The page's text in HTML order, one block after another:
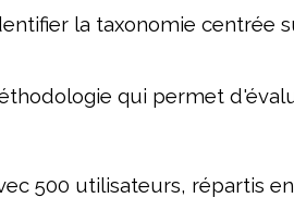
la taxonomie centrée
qui permet
500 utilisateurs, répartis